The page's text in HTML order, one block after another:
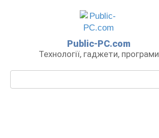
Public-PC.com
Технології, гаджети, програми